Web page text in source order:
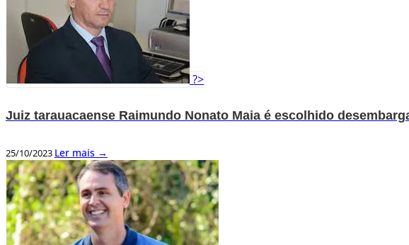
?>
Juiz tarauacaense Raimundo Nonato Maia é escolhido
25/10/2023 Ler mais →